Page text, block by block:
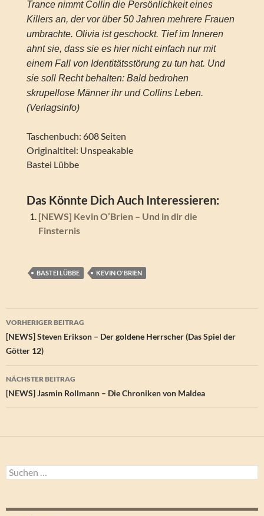
Trance nimmt Collin die Persönlichkeit eines
Killers an, der vor über 50 Jahren mehrere Frauen
umbrachte. Olivia ist geschockt. Tief im Inneren
ahnt sie, dass sie es hier nicht einfach nur mit
einem Fall von Identitätsstörung zu tun hat. Und
sie soll Recht behalten: Bald bedrohen
skrupellose Männer ihr und Collins Leben.
(Verlagsinfo)
Taschenbuch: 608 Seiten
Originaltitel: Unspeakable
Bastei Lübbe
Das Könnte Dich Auch Interessieren:
[NEWS] Kevin O’Brien – Und in dir die
Finsternis
BASTEI LÜBBE KEVIN O'BRIEN
Beitragsnavigation
VORHERIGER BEITRAG
[NEWS] Steven Erikson – Der goldene Herrscher (Das Spiel der
Götter 12)
NÄCHSTER BEITRAG
[NEWS] Jasmin Rollmann – Die Chroniken von Maldea
Suchen
nach: